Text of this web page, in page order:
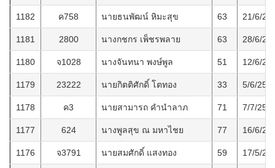
1182 ค758 นายธนพัฒน์ หิมะสุข 63 21/6/
1181 2800 นางกชกร เพ็ชรพลาย 63 28/6/
1180 จ1028 นางจันทนา พงษ์พูล 51 12/6/
1179 23222 นายกิตติศักดิ์ โตทอง 33 5/6/
1178 ค3 นายสามารถ คำนำลาภ 71 7/7/
1177 624 นางพูลสุข ณ มหาไชย 77 16/6/
1176 จ3791 นายสมศักดิ์ แสงทอง 59 17/5/